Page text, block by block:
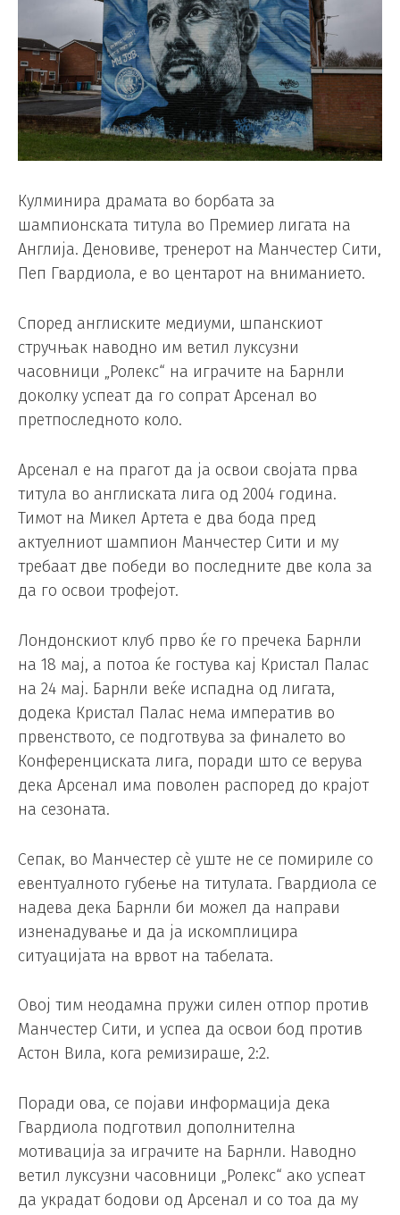
Кулминира драмата во борбата за
шампионската титула во Премиер лигата на
Англија. Деновиве, тренерот на Манчестер Сити,
Пеп Гвардиола, е во центарот на вниманието.
Според англиските медиуми, шпанскиот
стручњак наводно им ветил луксузни
часовници „Ролекс“ на играчите на Барнли
доколку успеат да го сопрат Арсенал во
претпоследното коло.
Арсенал е на прагот да ја освои својата прва
титула во англиската лига од 2004 година.
Тимот на Микел Артета е два бода пред
актуелниот шампион Манчестер Сити и му
требаат две победи во последните две кола за
да го освои трофејот.
Лондонскиот клуб прво ќе го пречека Барнли
на 18 мај, а потоа ќе гостува кај Кристал Палас
на 24 мај. Барнли веќе испадна од лигата,
додека Кристал Палас нема императив во
првенството, се подготвува за финалето во
Конференциската лига, поради што се верува
дека Арсенал има поволен распоред до крајот
на сезоната.
Сепак, во Манчестер сè уште не се помириле со
евентуалното губење на титулата. Гвардиола се
надева дека Барнли би можел да направи
изненадување и да ја искомплицира
ситуацијата на врвот на табелата.
Овој тим неодамна пружи силен отпор против
Манчестер Сити, и успеа да освои бод против
Астон Вила, кога ремизираше, 2:2.
Поради ова, се појави информација дека
Гвардиола подготвил дополнителна
мотивација за играчите на Барнли. Наводно
ветил луксузни часовници „Ролекс“ ако успеат
да украдат бодови од Арсенал и со тоа да му